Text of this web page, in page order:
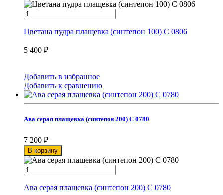
Цветана пудра плащевка (синтепон 100) С 0806
5 400 ₽
Добавить в избранное
Добавить к сравнению
Ава серая плащевка (синтепон 200) С 0780
7 200 ₽
В корзину
Ава серая плащевка (синтепон 200) С 0780